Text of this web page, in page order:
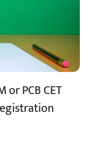
PCB CET